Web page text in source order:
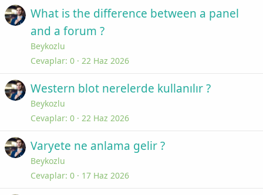
What is the difference between a panel
and a forum ?
Beykozlu
Cevaplar 0 22 Haz 2026
Western blot nerelerde kullanılır ?
Beykozlu
Cevaplar 0 22 Haz 2026
Varyete ne anlama gelir ?
Beykozlu
Cevaplar 0 17 Haz 2026